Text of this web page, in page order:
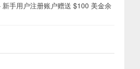
手用户注册账户赠送 $100 美金余